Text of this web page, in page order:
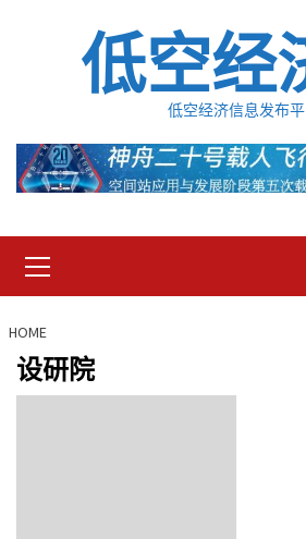
低空经
低空经济信息发布
Menu
HOME
设研院